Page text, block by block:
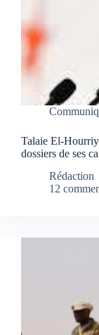
Talaie El-
dossiers de ses
Rédaction
12